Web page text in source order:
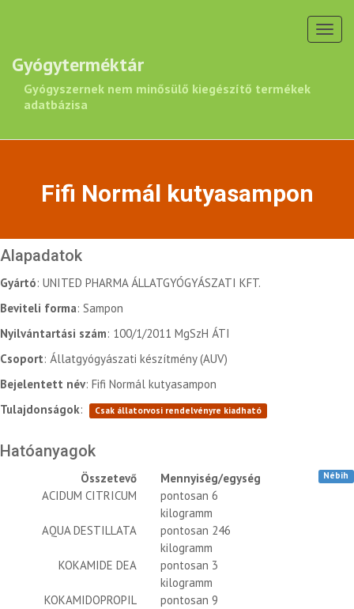
Gyógyterméktár
Gyógyszernek nem minősülő kiegészítő termékek
adatbázisa
Fifi Normál kutyasampon
Alapadatok
Gyártó: UNITED PHARMA ÁLLATGYÓGYÁSZATI KFT.
Beviteli forma: Sampon
Nyilvántartási szám: 100/1/2011 MgSzH ÁTI
Csoport: Állatgyógyászati készítmény (AUV)
Bejelentett név: Fifi Normál kutyasampon
Tulajdonságok: Csak állatorvosi rendelvényre kiadható
Hatóanyagok
Összetevő
Mennyiség/egység
ACIDUM CITRICUM
pontosan 6
kilogramm
AQUA DESTILLATA
pontosan 246
kilogramm
KOKAMIDE DEA
pontosan 3
kilogramm
KOKAMIDOPROPIL
pontosan 9
Nébih